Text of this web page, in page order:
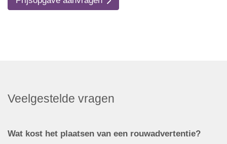
Veelgestelde vragen
Wat kost het plaatsen van een rouwadvertentie?